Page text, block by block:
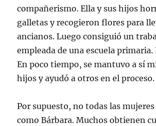
compañerismo. Ella y sus hijos
galletas y recogieron flores para
ancianos. Luego consiguió un
empleada de una escuela
En poco tiempo, se mantuvo a sí
hijos y ayudó a otros en el proceso.
Por supuesto, no todas las
como Bárbara. Muchos obtienen